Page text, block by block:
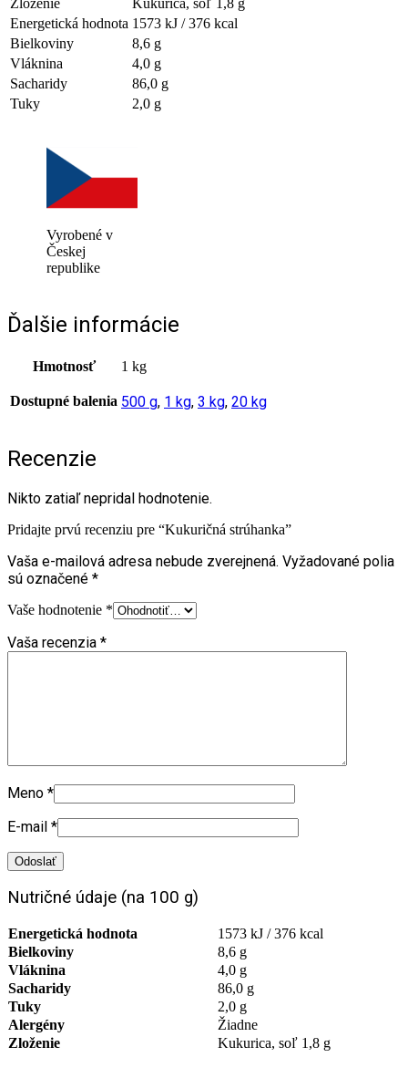
Zloženie
Kukurica, soľ 1,8 g
Energetická hodnota 1573 kJ / 376 kcal
Bielkoviny
8,6 g
Vláknina
4,0 g
Sacharidy
86,0 g
Tuky
2,0 g
Vyrobené v
Českej
republike
Ďalšie informácie
Hmotnosť 1 kg
Dostupné balenia 500 g, 1 kg, 3 kg, 20 kg
Recenzie
Nikto zatiaľ nepridal hodnotenie.
Pridajte prvú recenziu pre “Kukuričná strúhanka”
Vaša e-mailová adresa nebude zverejnená. Vyžadované polia
sú označené *
Vaše hodnotenie *
Vaša recenzia *
Meno *
E-mail *
Nutričné údaje (na 100 g)
Energetická hodnota
1573 kJ / 376 kcal
Bielkoviny
8,6 g
Vláknina
4,0 g
Sacharidy
86,0 g
Tuky
2,0 g
Alergény
Žiadne
Zloženie
Kukurica, soľ 1,8 g